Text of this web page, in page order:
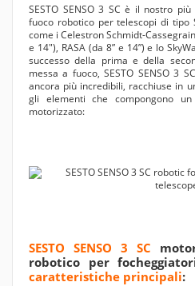
SESTO SENSO 3 SC è il nostro
fuoco robotico per telescopi di tipo
come i Celestron Schmidt-
e 14"), RASA (da 8” e 14”) e lo
successo della prima e della
messa a fuoco, SESTO SENSO 3
ancora più incredibili, racchiuse in
gli elementi che compongono
motorizzato:
SESTO SENSO 3 SC
robotico per
caratteristiche principali: